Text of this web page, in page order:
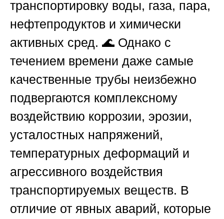
транспортировку воды, газа, пара,
нефтепродуктов и химически
активных сред. 🌊 Однако с
течением времени даже самые
качественные трубы неизбежно
подвергаются комплексному
воздействию коррозии, эрозии,
усталостных напряжений,
температурных деформаций и
агрессивного воздействия
транспортируемых веществ. В
отличие от явных аварий, которые